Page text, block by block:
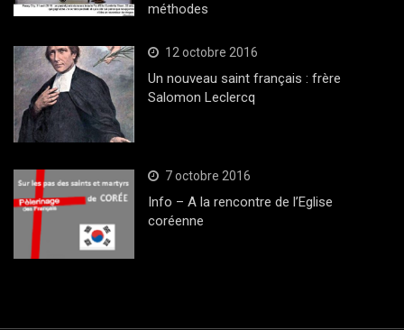
méthodes
12 octobre 2016
Un nouveau saint français : frère
Salomon Leclercq
7 octobre 2016
Info – A la rencontre de l’Eglise
coréenne